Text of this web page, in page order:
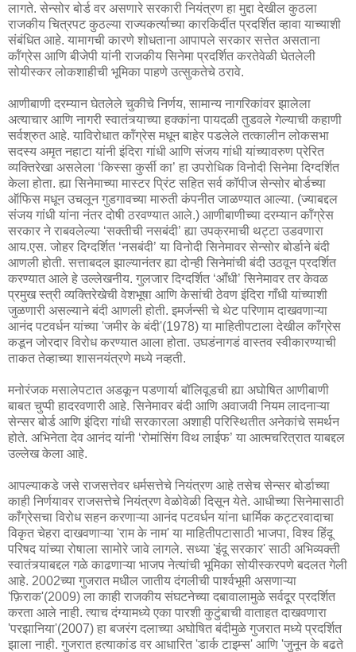
लागते. सेन्सोर बोर्ड वर असणारे सरकारी नियंत्रण हा मुद्दा देखील कुठला
राजकीय चित्रपट कुठल्या राज्यकर्त्याच्या कारकिर्दीत प्रदर्शित व्हावा याच्याशी
संबंधित आहे. यामागची कारणे शोधताना आपापले सरकार सत्तेत असताना
कॉंग्रेस आणि बीजेपी यांनी राजकीय सिनेमा प्रदर्शित करतेवेळी घेतलेली
सोयीस्कर लोकशाहीची भूमिका पाहणे उत्सुकतेचे ठरावे.
आणीबाणी दरम्यान घेतलेले चुकीचे निर्णय, सामान्य नागरिकांवर झालेला
अत्याचार आणि नागरी स्वातंत्र्याच्या हक्कांना पायदळी तुडवले गेल्याची कहाणी
सर्वश्रुत आहे. याविरोधात कॉंग्रेस मधून बाहेर पडलेले तत्कालीन लोकसभा
सदस्य अमृत नहाटा यांनी इंदिरा गांधी आणि संजय गांधी यांच्यावरुण प्रेरित
व्यक्तिरेखा असलेला ‘किस्सा कुर्सी का’ हा उपरोधिक विनोदी सिनेमा दिग्दर्शित
केला होता. ह्या सिनेमाच्या मास्टर प्रिंट सहित सर्व कॉपीज सेन्सोर बोर्डच्या
ऑफिस मधून उचलून गुडगावच्या मारुती कंपनीत जाळण्यात आल्या. (ज्याबद्दल
संजय गांधी यांना नंतर दोषी ठरवण्यात आले.) आणीबाणीच्या दरम्यान कॉंग्रेस
सरकार ने राबवलेल्या ‘सक्तीची नसबंदी’ ह्या उपक्रमाची थट्टा उडवणारा
आय.एस. जोहर दिग्दर्शित ‘नसबंदी’ या विनोदी सिनेमावर सेन्सोर बोर्डाने बंदी
आणली होती. सत्ताबदल झाल्यानंतर ह्या दोन्ही सिनेमांची बंदी उठवून प्रदर्शित
करण्यात आले हे उल्लेखनीय. गुलजार दिग्दर्शित ‘आँधी’ सिनेमावर तर केवळ
प्रमुख स्त्री व्यक्तिरेखेची वेशभूषा आणि केसांची ठेवण इंदिरा गाँधी यांच्याशी
जुळणारी असल्याने बंदी आणली होती. इमर्जन्सी चे थेट परिणाम दाखवणाऱ्या
आनंद पटवर्धन यांच्या 'जमीर के बंदी'(1978) या माहितीपटाला देखील काँग्रेस
कडून जोरदार विरोध करण्यात आला होता. उघडंनागडं वास्तव स्वीकारण्याची
ताकत तेव्हाच्या शासनयंत्रणे मध्ये नव्हती.
मनोरंजक मसालेपटात अडकून पडणार्या बॉलिवूडची ह्या अघोषित आणीबाणी
बाबत चुप्पी हादरवणारी आहे. सिनेमावर बंदी आणि अवाजवी नियम लादनाऱ्या
सेन्सर बोर्ड आणि इंदिरा गांधी सरकारला अशाही परिस्थितीत अनेकांचे समर्थन
होते. अभिनेता देव आनंद यांनी ‘रोमांसिंग विथ लाईफ’ या आत्मचरित्रात याबद्दल
उल्लेख केला आहे.
आपल्याकडे जसे राजसत्तेवर धर्मसत्तेचे नियंत्रण आहे तसेच सेन्सर बोर्डाच्या
काही निर्णयावर राजसत्तेचे नियंत्रण वेळोवेळी दिसून येते. आधीच्या सिनेमासाठी
काँग्रेसचा विरोध सहन करणाऱ्या आनंद पटवर्धन यांना धार्मिक कट्टरवादाचा
विकृत चेहरा दाखवणाऱ्या 'राम के नाम' या माहितीपटासाठी भाजपा, विश्व हिंदू
परिषद यांच्या रोषाला सामोरे जावे लागले. सध्या 'इंदू सरकार' साठी अभिव्यक्ती
स्वातंत्र्याबद्दल गळे काढणाऱ्या भाजप नेत्यांची भूमिका सोयीस्करपणे बदलत गेली
आहे. 2002च्या गुजरात मधील जातीय दंगलीची पार्श्वभूमी असणाऱ्या
'फ़िराक'(2009) ला काही राजकीय संघटनेच्या दबावालामुळे सर्वदूर प्रदर्शित
करता आले नाही. त्याच दंग्यामध्ये एका पारशी कुटुंबाची वाताहत दाखवणारा
'परझानिया'(2007) हा बजरंग दलाच्या अघोषित बंदीमुळे गुजरात मध्ये प्रदर्शित
झाला नाही. गुजरात हत्याकांड वर आधारित 'डार्क टाइम्स' आणि 'जुनून के बढते